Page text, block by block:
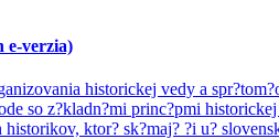
e-verzia)
historickej vedy a
so z?kladn?mi princ?pmi
ktor? sk?maj? ?i u?